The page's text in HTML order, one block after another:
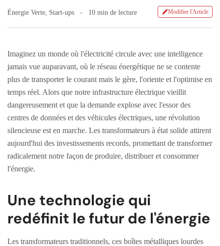
Énergie Verte Start-ups 10 min de lecture Modifier l'Article
Imaginez un monde où l'électricité circule avec une intelligence
jamais vue auparavant, où le réseau énergétique ne se contente
plus de transporter le courant mais le gère, l'oriente et l'optimise en
temps réel. Alors que notre infrastructure électrique vieillit
dangereusement et que la demande explose avec l'essor des
centres de données et des véhicules électriques, une révolution
silencieuse est en marche. Les transformateurs à état solide attirent
aujourd'hui des investissements records, promettant de transformer
radicalement notre façon de produire, distribuer et consommer
l'énergie.
Une technologie qui
redéfinit le futur de l'énergie
Les transformateurs traditionnels, ces boîtes métalliques lourdes